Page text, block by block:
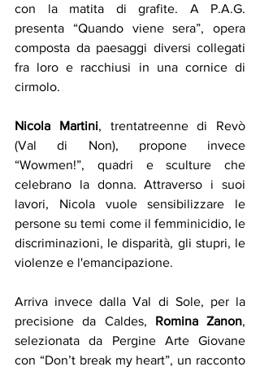
con la matita di grafite. A P.A.G.
presenta “Quando viene sera”, opera
composta da paesaggi diversi collegati
fra loro e racchiusi in una cornice di
cirmolo.
Nicola Martini, trentatreenne di Revò
(Val di Non), propone invece
“Wowmen!”, quadri e sculture che
celebrano la donna. Attraverso i suoi
lavori, Nicola vuole sensibilizzare le
persone su temi come il femminicidio, le
discriminazioni, le disparità, gli stupri, le
violenze e l'emancipazione.
Arriva invece dalla Val di Sole, per la
precisione da Caldes, Romina Zanon,
selezionata da Pergine Arte Giovane
con “Don’t break my heart”, un racconto